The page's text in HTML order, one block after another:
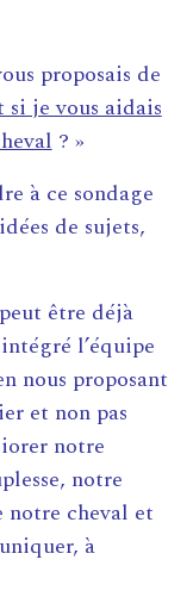
proposais de
si je vous aidais
? »
à ce sondage
de sujets,
être déjà
l’équipe
nous proposant
et non pas
notre
notre
notre cheval et
à